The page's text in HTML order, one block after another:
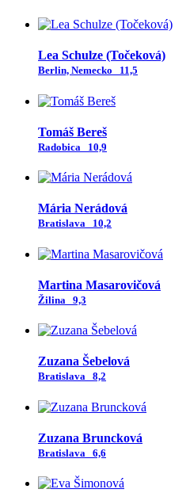
Lea Schulze (Točeková)
Berlin, Nemecko 11,5
Tomáš Bereš
Radobica 10,9
Mária Nerádová
Bratislava 10,2
Martina Masarovičová
Žilina 9,3
Zuzana Šebelová
Bratislava 8,2
Zuzana Bruncková
Bratislava 6,6